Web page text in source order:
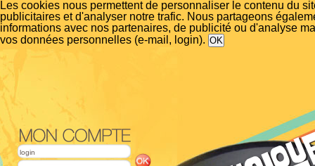
Les cookies nous permettent de personnaliser le contenu du
publicitaires et d'analyser notre trafic. Nous partageons
informations avec nos partenaires, de publicité ou d'analyse
vos données personnelles (e-mail, login).